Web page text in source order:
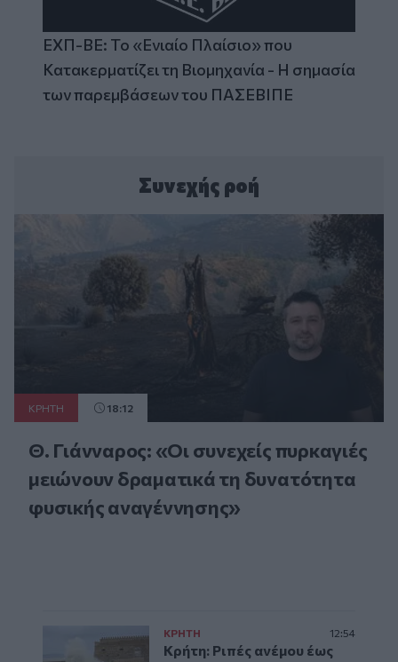
ΕΧΠ-ΒΕ: Το «Ενιαίο Πλαίσιο» που
Κατακερματίζει τη Βιομηχανία - Η σημασία
των παρεμβάσεων του ΠΑΣΕΒΙΠΕ
Συνεχής ροή
ΚΡΗΤΗ 18:12
Θ. Γιάνναρος: «Οι συνεχείς πυρκαγιές
μειώνουν δραματικά τη δυνατότητα
φυσικής αναγέννησης»
ΚΡΗΤΗ 12:54
Κρήτη: Ριπές ανέμου έως